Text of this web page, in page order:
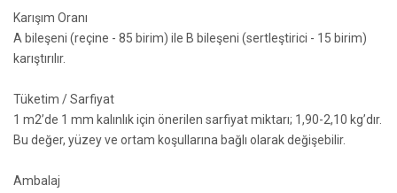
Karışım Oranı
A bileşeni (reçine - 85 birim) ile B bileşeni (sertleştirici - 15 birim)
karıştırılır.
Tüketim / Sarfiyat
1 m2’de 1 mm kalınlık için önerilen sarfiyat miktarı; 1,90-2,10 kg’dır.
Bu değer, yüzey ve ortam koşullarına bağlı olarak değişebilir.
Ambalaj